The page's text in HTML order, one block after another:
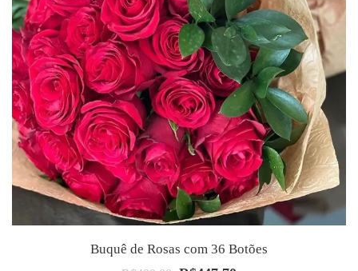
Buquê de Rosas com 36 Botões